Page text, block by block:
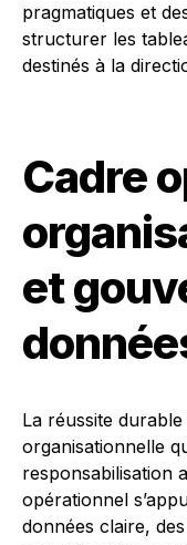
pragmatiques et
structurer les
destinés à la
Cadre
et
La réussite
organisationnelle
responsabilisation
opérationnel
données claire,